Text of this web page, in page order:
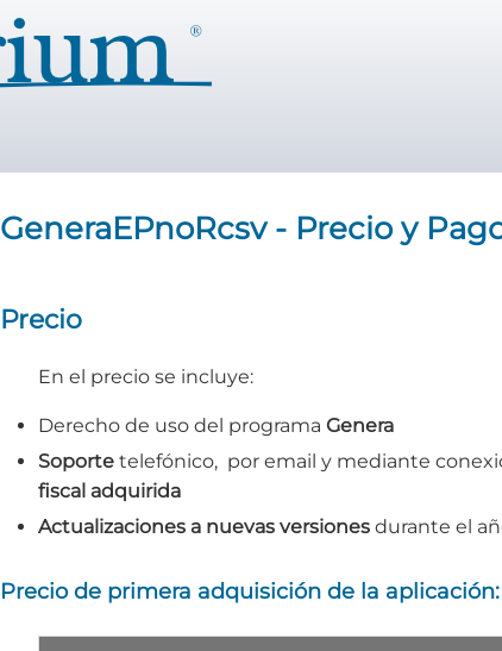
GeneraEPnoRcsv - Precio y
Precio
En el precio se incluye:
Derecho de uso del programaGenera
Soporte telefónico, por email y mediante
fiscal adquirida
Actualizaciones a nuevas versiones durante el
Precio de primera adquisición de la aplicación: